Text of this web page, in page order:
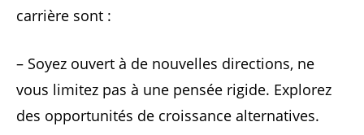
carrière sont :
– Soyez ouvert à de nouvelles directions, ne
vous limitez pas à une pensée rigide. Explorez
des opportunités de croissance alternatives.